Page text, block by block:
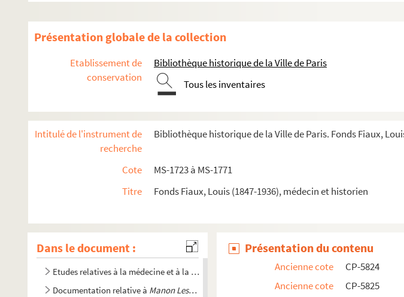
Présentation globale de la collection
Etablissement de
conservation
Bibliothèque historique de la Ville de Paris
Tous les inventaires
Intitulé de l'instrument de
recherche
Bibliothèque historique de la Ville de Paris. Fonds Fiaux,
Cote
MS-1723 à MS-1771
Titre
Fonds Fiaux, Louis (1847-1936), médecin et historien
Dans le document :
4-MS-1726. Notes diverses de Louis Fiaux
4-MS-1728. Moeurs des prêtres et du clergé : le célibat et le mariage des prêtres
4-MS-1729. Le mariage et le divorce
Etudes relatives à la médecine et à la police des moeurs
Documentation relative à Manon Lescaut
Présentation du contenu
Ancienne cote
CP-5824
Ancienne cote
CP-5825